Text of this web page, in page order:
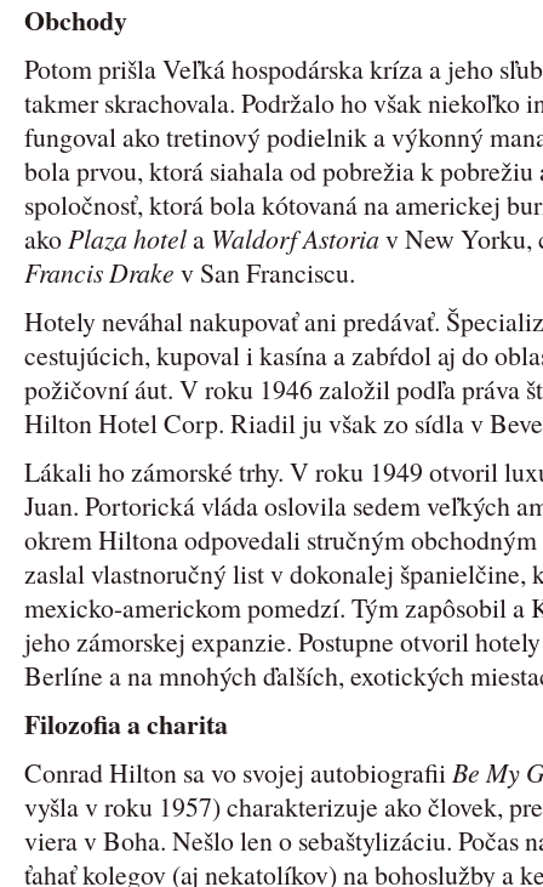
Obchody
Potom prišla Veľká hospodárska kríza a jeho
takmer skrachovala. Podržalo ho však niekoľko
fungoval ako tretinový podielnik a výkonný
bola prvou, ktorá siahala od pobrežia k
spoločnosť, ktorá bola kótovaná na americkej
akoPlaza hotela Waldorf Astoriav New Yorku,
Francis Drake v San Franciscu.
Hotely neváhal nakupovať ani predávať.
cestujúcich, kupoval i kasína a zabŕdol aj do
požičovní áut. V roku 1946 založil podľa práva
Hilton Hotel Corp. Riadil ju však zo sídla v
Lákali ho zámorské trhy. V roku 1949 otvoril
Juan. Portorická vláda oslovila sedem veľkých
okrem Hiltona odpovedali stručným
zaslal vlastnoručný list v dokonalej španielčine,
mexicko-americkom pomedzí. Tým zapôsobil a
jeho zámorskej expanzie. Postupne otvoril
Berlíne a na mnohých ďalších, exotických
Filozofia a charita
Conrad Hilton sa vo svojej autobiografiiBe My
vyšla v roku 1957) charakterizuje ako človek,
viera v Boha. Nešlo len o sebaštylizáciu. Počas
ťahať kolegov (aj nekatolíkov) na bohoslužby a